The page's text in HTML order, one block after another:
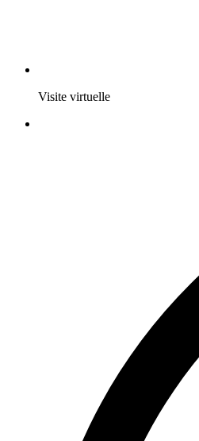
Visite virtuelle